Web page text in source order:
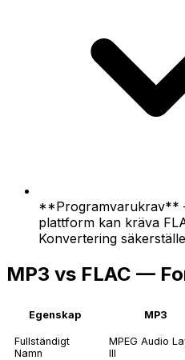
**Programvarukrav**
plattform kan kräva
Konvertering
MP3 vs FLAC —
Egenskap MP3
Fullständigt
Namn
MPEG Audio
III